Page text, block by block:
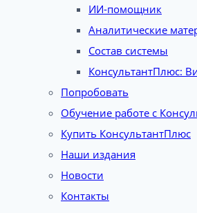
ИИ-помощник
Аналитические
Состав системы
КонсультантПлюс:
Попробовать
Обучение работе с
Купить КонсультантПлюс
Наши издания
Новости
Контакты